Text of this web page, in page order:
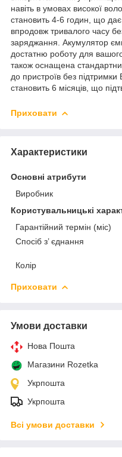
навіть в умовах високої
становить 4-6 годин, що
впродовж тривалого часу
заряджання. Акумулятор
достатню роботу для
також оснащена
до пристроїв без
становить 6 місяців, що
Приховати
Характеристики
Основні атрибути
Виробник
Користувальницькі
Гарантійний термін (міс)
Спосіб з’ єднання
Колір
Приховати
Умови доставки
Нова Пошта
Магазини Rozetka
Укрпошта
Укрпошта
Всі умови доставки